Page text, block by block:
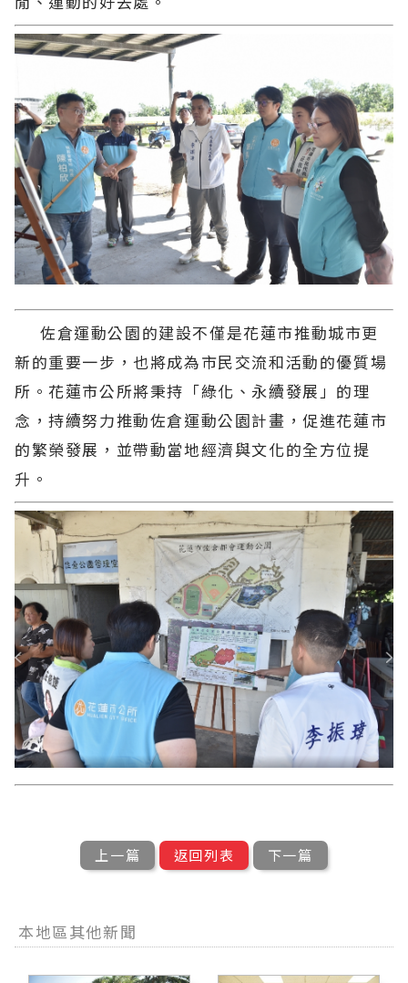
佐倉運動公園的建設不僅是花蓮市推動城市更
新的重要一步，也將成為市民交流和活動的優質場
所。花蓮市公所將秉持「綠化、永續發展」的理
念，持續努力推動佐倉運動公園計畫，促進花蓮市
的繁榮發展，並帶動當地經濟與文化的全方位提
升。
上一篇 返回列表 下一篇
本地區其他新聞